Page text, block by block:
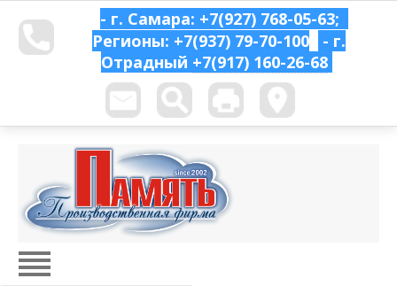
- г. Самара: +7(927) 768-05-63;
Регионы: +7(937) 79-70-100
- г.
Отрадный +7(917) 160-26-68